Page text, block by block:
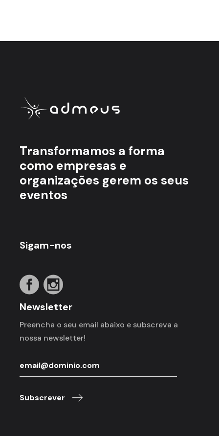
Transformamos a forma
como empresas e
organizações gerem os seus
eventos
Sigam-nos
Newsletter
Preencha o seu email abaixo e subscreva a
nossa newsletter!
Subscrever